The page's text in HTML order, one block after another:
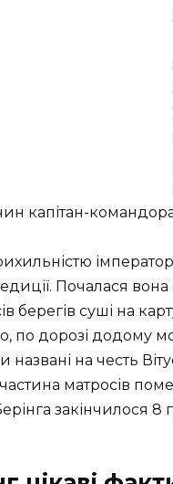
капітан-
Почалася вона
берегів суші на
по дорозі додому
названі на честь
матросів
закінчилося 8